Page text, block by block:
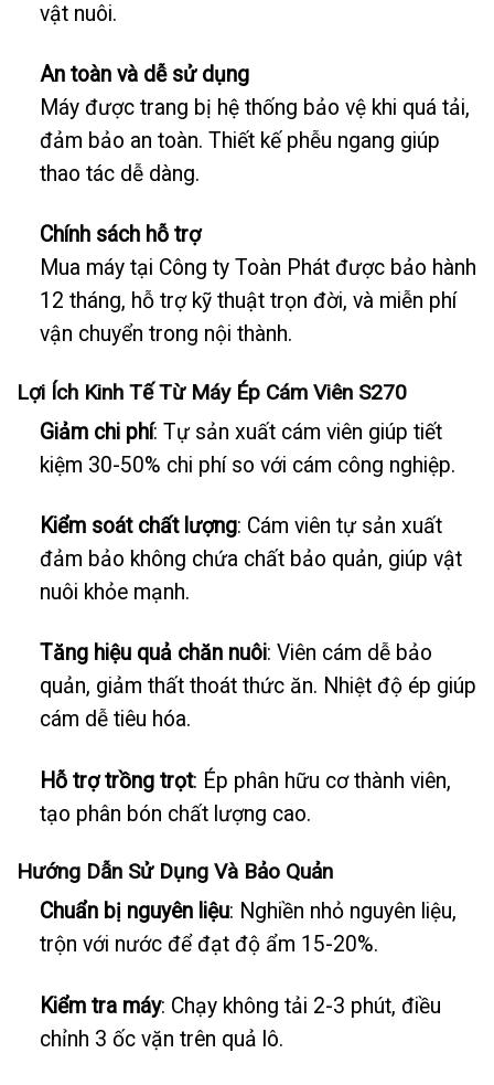
vật nuôi.
An toàn và dễ sử dụng
Máy được trang bị hệ thống bảo vệ khi quá tải,
đảm bảo an toàn. Thiết kế phễu ngang giúp
thao tác dễ dàng.
Chính sách hỗ trợ
Mua máy tại Công ty Toàn Phát được bảo hành
12 tháng, hỗ trợ kỹ thuật trọn đời, và miễn phí
vận chuyển trong nội thành.
Lợi Ích Kinh Tế Từ Máy Ép Cám Viên S270
Giảm chi phí: Tự sản xuất cám viên giúp tiết
kiệm 30-50% chi phí so với cám công nghiệp.
Kiểm soát chất lượng: Cám viên tự sản xuất
đảm bảo không chứa chất bảo quản, giúp vật
nuôi khỏe mạnh.
Tăng hiệu quả chăn nuôi: Viên cám dễ bảo
quản, giảm thất thoát thức ăn. Nhiệt độ ép giúp
cám dễ tiêu hóa.
Hỗ trợ trồng trọt: Ép phân hữu cơ thành viên,
tạo phân bón chất lượng cao.
Hướng Dẫn Sử Dụng Và Bảo Quản
Chuẩn bị nguyên liệu: Nghiền nhỏ nguyên liệu,
trộn với nước để đạt độ ẩm 15-20%.
Kiểm tra máy: Chạy không tải 2-3 phút, điều
chỉnh 3 ốc vặn trên quả lô.